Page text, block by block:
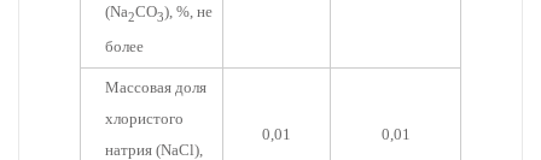
(Na2CO3), %, не
более
Массовая доля
хлористого
натрия (NaCl),
0,01 0,01